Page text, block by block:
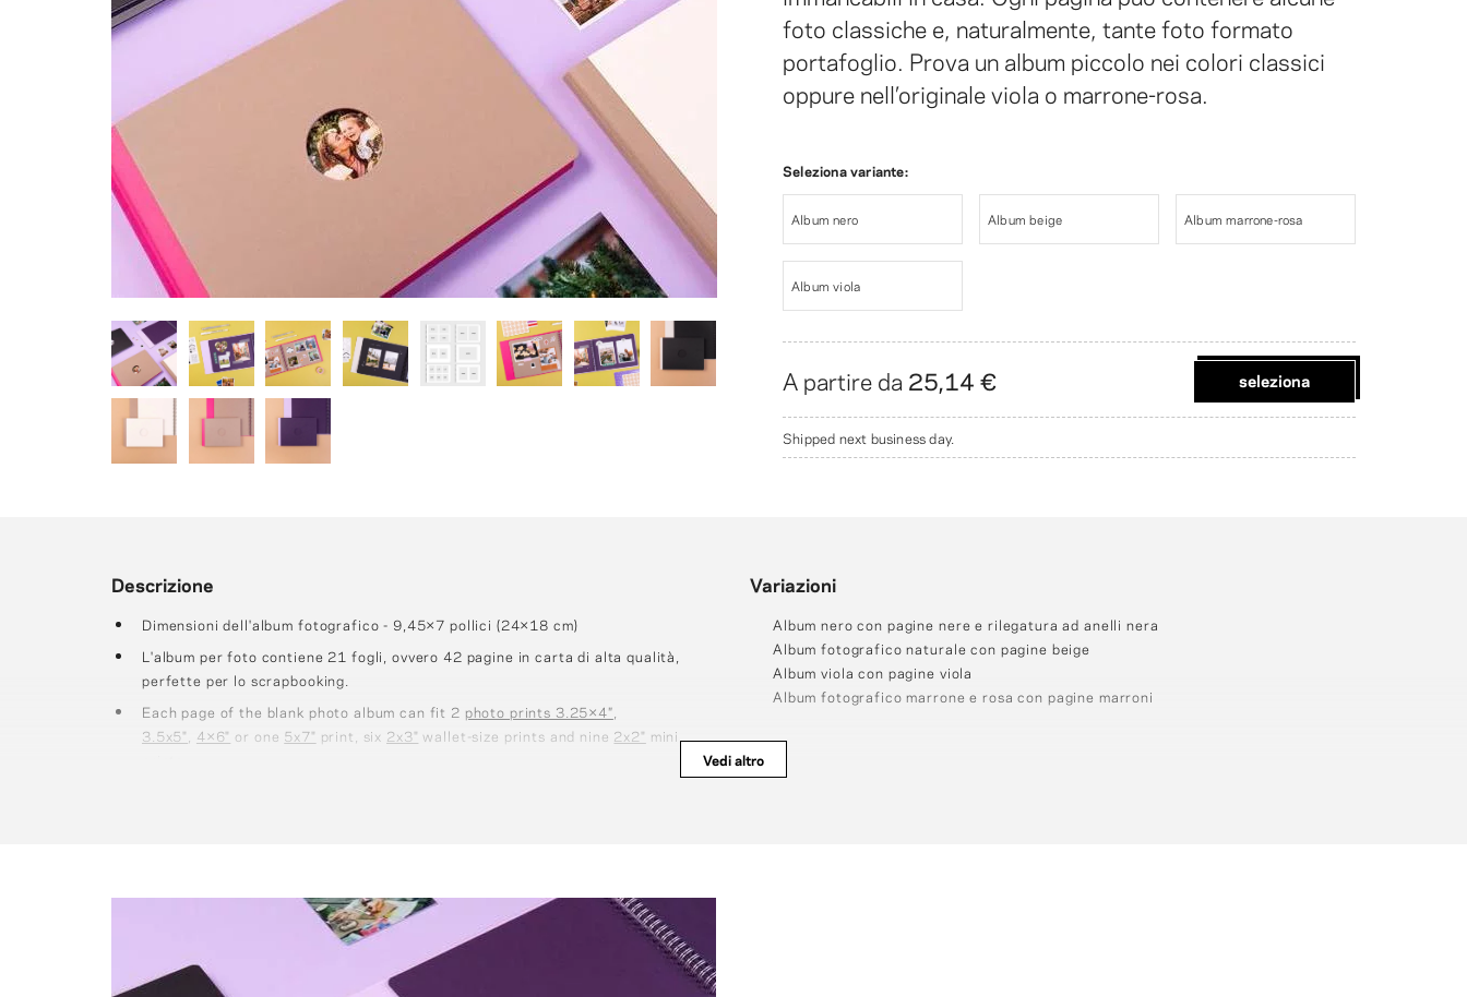
foto classiche e, naturalmente, tante foto formato
portafoglio. Prova un album piccolo nei colori classici
oppure nell’originale viola o marrone-rosa.
Seleziona variante:
Album nero Album beige Album marrone-rosa
Album viola
A partire da 25,14 € seleziona
Shipped next business day.
Descrizione
Dimensioni dell'album fotografico - 9,45×7 pollici (24×18 cm)
L'album per foto contiene 21 fogli, ovvero 42 pagine in carta di alta qualità,
perfette per lo scrapbooking.
Each page of the blank photo album can fit 2 photo prints 3.25×4″
3.5x5"
4×6" or one 5x7" print, six 2x3" wallet-size prints and nine 2x2" mini
Variazioni
Album nero con pagine nere e rilegatura ad anelli nera
Album fotografico naturale con pagine beige
Album viola con pagine viola
Album fotografico marrone e rosa con pagine marroni
Vedi altro